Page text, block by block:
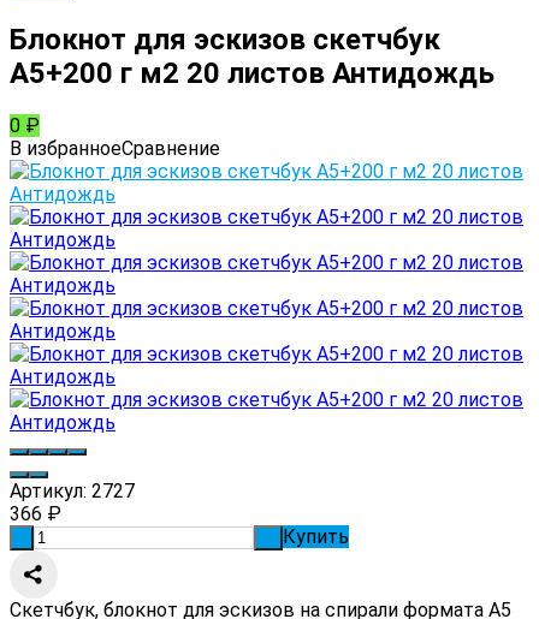
Блокнот для эскизов скетчбук
А5+200 г м2 20 листов Антидождь
0 ₽
В избранноеСравнение
Артикул: 2727
366 ₽
Купить
Скетчбук, блокнот для эскизов на спирали формата А5